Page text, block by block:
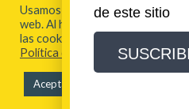
Aviso Legal y
Usamos cookies para brindarte
web. Al hacer clic en "Aceptar
las cookies. Para más
Política de Cookies
Aceptar todo
de este sitio